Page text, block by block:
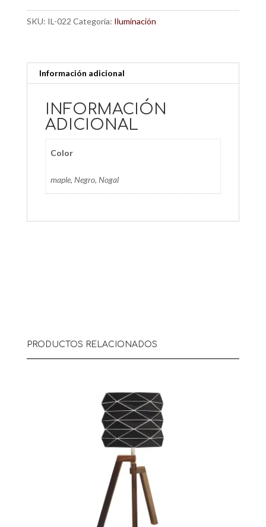
SKU: IL-022 Categoría: Iluminación
Información adicional
INFORMACIÓN
ADICIONAL
Color
maple, Negro, Nogal
PRODUCTOS RELACIONADOS